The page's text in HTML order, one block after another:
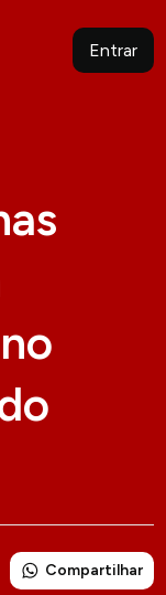
Entrar
Compartilhar